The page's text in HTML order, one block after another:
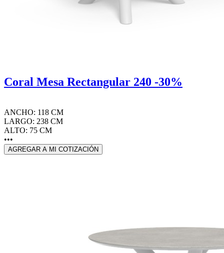
Coral Mesa Rectangular 240 -30%
ANCHO: 118 CM
LARGO: 238 CM
ALTO: 75 CM
•••
AGREGAR A MI COTIZACIÓN